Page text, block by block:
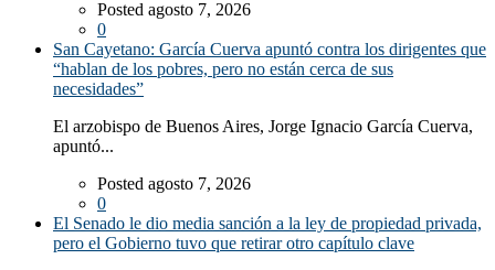
Posted agosto 7, 2026
0
San Cayetano: García Cuerva apuntó contra los dirigentes que
“hablan de los pobres, pero no están cerca de sus
necesidades”
El arzobispo de Buenos Aires, Jorge Ignacio García Cuerva,
apuntó...
Posted agosto 7, 2026
0
El Senado le dio media sanción a la ley de propiedad privada,
pero el Gobierno tuvo que retirar otro capítulo clave